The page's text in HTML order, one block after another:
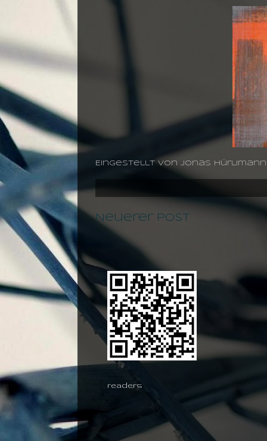
Eingestellt von jonas hürlimann
Neuerer Post
readers